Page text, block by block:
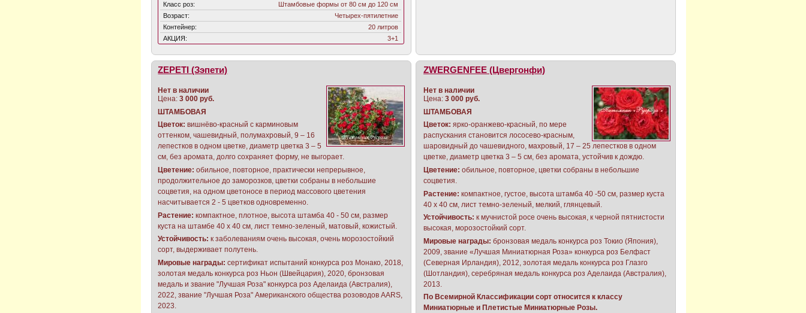
Класс роз:
Штамбовые формы от 80 см до 120 см
Возраст:
Четырех-пятилетние
Контейнер:
20 литров
АКЦИЯ:
3+1
ZEPETI (Зэпети)
Нет в наличии
Цена:3 000 руб.
ШТАМБОВАЯ
Цветок: вишнёво-красный с карминовым
оттенком, чашевидный, полумахровый, 9 – 16
лепестков в одном цветке, диаметр цветка 3 – 5
см, без аромата, долго сохраняет форму, не выгорает.
Цветение: обильное, повторное, практически непрерывное,
продолжительное до заморозков, цветки собраны в небольшие
соцветия, на одном цветоносе в период массового цветения
насчитывается 2 - 5 цветков одновременно.
Растение: компактное, плотное, высота штамба 40 - 50 см, размер
куста на штамбе 40 х 40 см, лист темно-зеленый, матовый, кожистый.
Устойчивость:к заболеваниям очень высокая, очень морозостойкий
сорт, выдерживает полутень.
Мировые награды:сертификат испытаний конкурса роз Монако, 2018,
золотая медаль конкурса роз Ньон (Швейцария), 2020, бронзовая
медаль и звание "Лучшая Роза" конкурса роз Аделаида (Австралия),
2022, звание "Лучшая Роза" Американского общества розоводов AARS,
2023.
ZWERGENFEE (Цвергонфи)
Нет в наличии
Цена:3 000 руб.
ШТАМБОВАЯ
Цветок:ярко-оранжево-красный, по мере
распускания становится лососево-красным,
шаровидный до чашевидного, махровый, 17 – 25 лепестков в одном
цветке, диаметр цветка 3 – 5 см, без аромата, устойчив к дождю.
Цветение: обильное, повторное, цветки собраны в небольшие
соцветия.
Растение:компактное, густое, высота штамба 40 -50 см, размер куста
40 х 40 см, лист темно-зеленый, мелкий, глянцевый.
Устойчивость: к мучнистой росе очень высокая, к черной пятнистости
высокая, морозостойкий сорт.
Мировые награды:бронзовая медаль конкурса роз Токио (Япония),
2009, звание «Лучшая Миниатюрная Роза» конкурса роз Белфаст
(Северная Ирландия), 2012, золотая медаль конкурса роз Глазго
(Шотландия), серебряная медаль конкурса роз Аделаида (Австралия),
2013.
По Всемирной Классификации сорт относится к классу
Миниатюрные и Плетистые Миниатюрные Розы.